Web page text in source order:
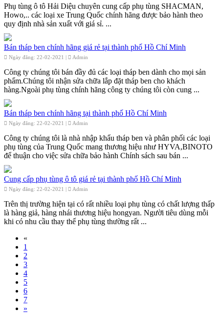
Phụ tùng ô tô Hải Diệu chuyên cung cấp phụ tùng SHACMAN,
Howo,.. các loại xe Trung Quốc chính hãng được bảo hành theo
quy định nhà sản xuất với giá sỉ. ...
Bán tháp ben chính hãng giá rẻ tại thành phố Hồ Chí Minh
Ngày đăng: 22-02-2021 | Admin
Công ty chúng tôi bán đầy đủ các loại tháp ben dành cho mọi sản
phẩm.Chúng tôi nhận sửa chữa lắp đặt tháp ben cho khách
hàng.Ngoài phụ tùng chính hãng công ty chúng tôi còn cung ...
Bán tháp ben chính hãng tại thành phố Hồ Chí Minh
Ngày đăng: 22-02-2021 | Admin
Công ty chúng tôi là nhà nhập khẩu tháp ben và phân phối các loại
phụ tùng của Trung Quốc mang thương hiệu như HYVA,BINOTO
để thuận cho việc sửa chữa bảo hành Chính sách sau bán ...
Cung cấp phụ tùng ô tô giá rẻ tại thành phố Hồ Chí Minh
Ngày đăng: 22-02-2021 | Admin
Trên thị trường hiện tại có rất nhiều loại phụ tùng có chất lượng thấp
là hàng giả, hàng nhái thương hiệu hongyan. Người tiêu dùng mỗi
khi có nhu cầu thay thế phụ tùng thường rất ...
«
1
2
3
4
5
6
7
»